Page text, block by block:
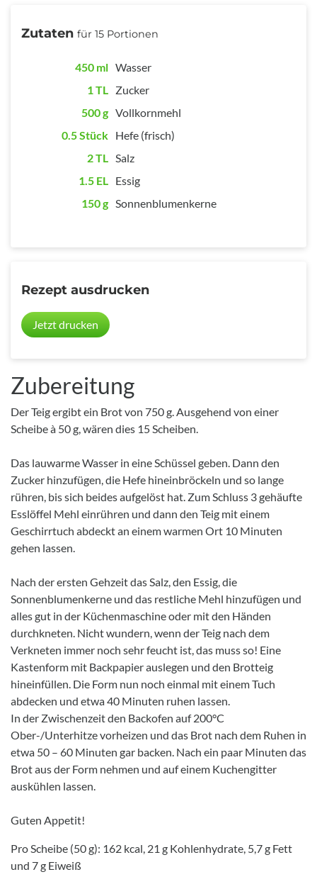
Zutaten für 15 Portionen
450 ml Wasser
1 TL Zucker
500 g Vollkornmehl
0.5 Stück Hefe (frisch)
2 TL Salz
1.5 EL Essig
150 g Sonnenblumenkerne
Rezept ausdrucken
Jetzt drucken
Zubereitung
Der Teig ergibt ein Brot von 750 g. Ausgehend von einer
Scheibe à 50 g, wären dies 15 Scheiben.
Das lauwarme Wasser in eine Schüssel geben. Dann den
Zucker hinzufügen, die Hefe hineinbröckeln und so lange
rühren, bis sich beides aufgelöst hat. Zum Schluss 3 gehäufte
Esslöffel Mehl einrühren und dann den Teig mit einem
Geschirrtuch abdeckt an einem warmen Ort 10 Minuten
gehen lassen.
Nach der ersten Gehzeit das Salz, den Essig, die
Sonnenblumenkerne und das restliche Mehl hinzufügen und
alles gut in der Küchenmaschine oder mit den Händen
durchkneten. Nicht wundern, wenn der Teig nach dem
Verkneten immer noch sehr feucht ist, das muss so! Eine
Kastenform mit Backpapier auslegen und den Brotteig
hineinfüllen. Die Form nun noch einmal mit einem Tuch
abdecken und etwa 40 Minuten ruhen lassen.
In der Zwischenzeit den Backofen auf 200°C
Ober-/Unterhitze vorheizen und das Brot nach dem Ruhen in
etwa 50 – 60 Minuten gar backen. Nach ein paar Minuten das
Brot aus der Form nehmen und auf einem Kuchengitter
auskühlen lassen.
Guten Appetit!
Pro Scheibe (50 g): 162 kcal, 21 g Kohlenhydrate, 5,7 g Fett
und 7 g Eiweiß